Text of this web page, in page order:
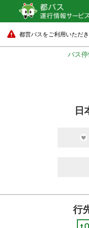
都営バスをご利用いただ
バス
日
行